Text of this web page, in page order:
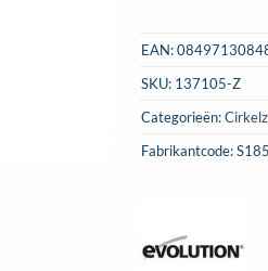
EAN:
SKU: 137105-Z
Categorieën:
Fabrikantcode: